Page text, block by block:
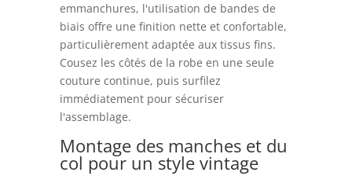
emmanchures, l'utilisation de bandes de
biais offre une finition nette et confortable,
particulièrement adaptée aux tissus fins.
Cousez les côtés de la robe en une seule
couture continue, puis surfilez
immédiatement pour sécuriser
l'assemblage.
Montage des manches et du
col pour un style vintage